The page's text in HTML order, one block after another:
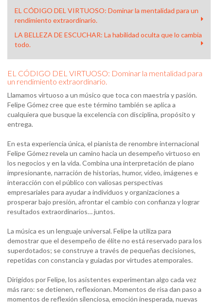
EL CÓDIGO DEL VIRTUOSO: Dominar la mentalidad para un
rendimiento extraordinario.
LA BELLEZA DE ESCUCHAR: La habilidad oculta que lo cambia
todo.
EL CÓDIGO DEL VIRTUOSO: Dominar la mentalidad para
un rendimiento extraordinario.
Llamamos virtuoso a un músico que toca con maestría y pasión.
Felipe Gómez cree que este término también se aplica a
cualquiera que busque la excelencia con disciplina, propósito y
entrega.
En esta experiencia única, el pianista de renombre internacional
Felipe Gómez revela un camino hacia un desempeño virtuoso en
los negocios y en la vida. Combina una interpretación de piano
impresionante, narración de historias, humor, video, imágenes e
interacción con el público con valiosas perspectivas
empresariales para ayudar a individuos y organizaciones a
prosperar bajo presión, afrontar el cambio con confianza y lograr
resultados extraordinarios… juntos.
La música es un lenguaje universal. Felipe la utiliza para
demostrar que el desempeño de élite no está reservado para los
superdotados; se construye a través de pequeñas decisiones,
repetidas con constancia y guiadas por virtudes atemporales.
Dirigidos por Felipe, los asistentes experimentan algo cada vez
más raro: se detienen, reflexionan. Momentos de risa dan paso a
momentos de reflexión silenciosa, emoción inesperada, nuevas